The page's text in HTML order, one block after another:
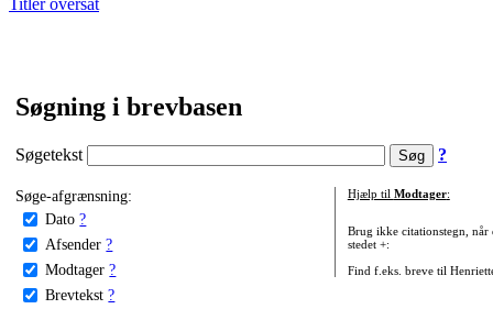
Søgning i brevbasen
Søgetekst ?
Søge-afgrænsning:
Dato ?
Afsender ?
Modtager ?
Brevtekst ?
Hjælp til Modtager:
Brug ikke citationstegn, når
stedet +:
Find f.eks. breve til